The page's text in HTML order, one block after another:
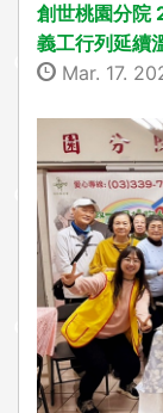
創世桃園分院
義工行列延續
Mar. 17.